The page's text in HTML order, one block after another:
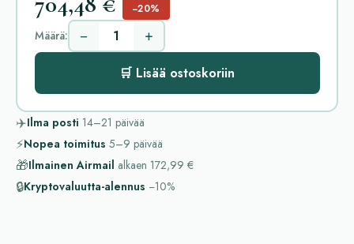
−20%
Määrä: − +
🛒 Lisää ostoskoriin
✈️Ilma posti 14–21 päivää
⚡Nopea toimitus 5–9 päivää
🎁Ilmainen Airmail alkaen 172,99 €
🔒Kryptovaluutta-alennus −10%